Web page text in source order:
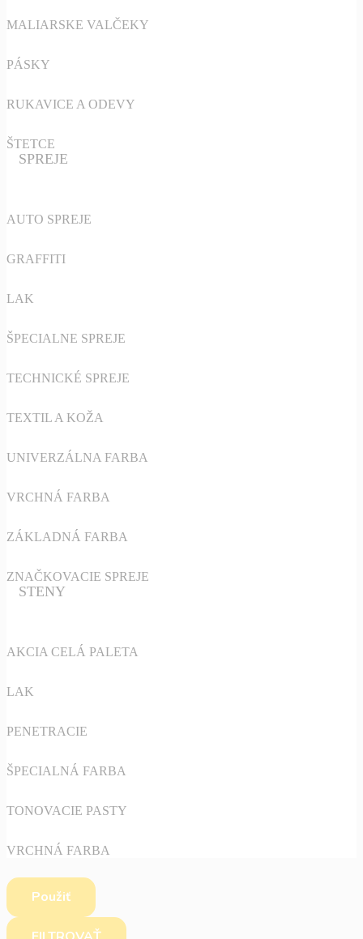
MALIARSKE VALČEKY
PÁSKY
RUKAVICE A ODEVY
ŠTETCE
SPREJE
AUTO SPREJE
GRAFFITI
LAK
ŠPECIALNE SPREJE
TECHNICKÉ SPREJE
TEXTIL A KOŽA
UNIVERZÁLNA FARBA
VRCHNÁ FARBA
ZÁKLADNÁ FARBA
ZNAČKOVACIE SPREJE
STENY
AKCIA CELÁ PALETA
LAK
PENETRACIE
ŠPECIALNÁ FARBA
TONOVACIE PASTY
VRCHNÁ FARBA
Použiť